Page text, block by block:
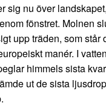
sig nu över
fönstret. Molnen
upp träden, som står
manér. I
himmels sista
ut de sista